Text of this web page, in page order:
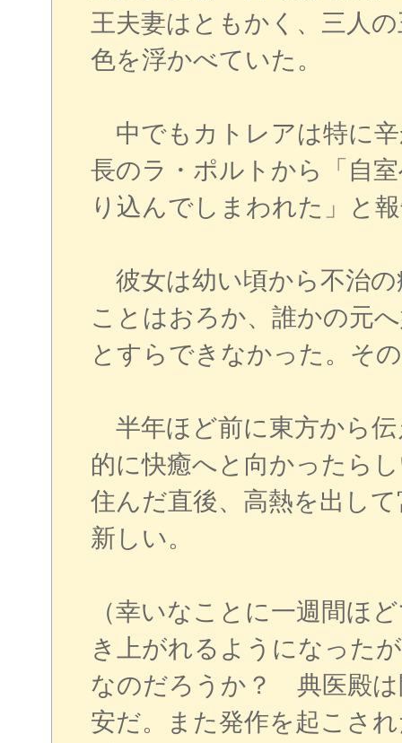
王夫妻はともかく、三人
色を浮かべていた。
中でもカトレアは特に
長のラ・ポルトから「自
り込んでしまわれた」と
彼女は幼い頃から不治の
ことはおろか、誰かの元
とすらできなかった。そ
半年ほど前に東方から
的に快癒へと向かったら
住んだ直後、高熱を出し
新しい。
（幸いなことに一週間ほ
き上がれるようになった
なのだろうか？ 典医殿は
安だ。また発作を起こさ